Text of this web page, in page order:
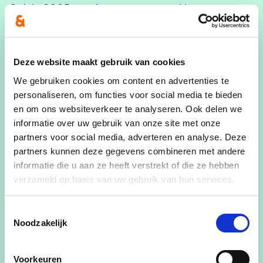
Deze website maakt gebruik van cookies
We gebruiken cookies om content en advertenties te
personaliseren, om functies voor social media te bieden
en om ons websiteverkeer te analyseren. Ook delen we
informatie over uw gebruik van onze site met onze
partners voor social media, adverteren en analyse. Deze
partners kunnen deze gegevens combineren met andere
informatie die u aan ze heeft verstrekt of die ze hebben
verzameld op basis van uw gebruik van hun services.
Noodzakelijk
Voorkeuren
Ook in 2025 wordt er geïnvesteerd in
gemeentewegen en fiets- en voetpaden. Tine
Gielis, burgemeester en schepen van Openbare
weggebruikers garanderen is een gemeentelijke
kerntaak. In 2025 zal er in Laakdal een half
miljoen euro geïnvesteerd worden in het
onderhoud van de gemeentewegen en de fiets-
en voetpaden.”
Geen extra belastingen
“De aanslagvoet van de aanvullende
personenbelasting blijft 7,50%. De opcentiemen
op de onroerende voorheffing blijven 877. Dit
betekent dat er geen verhoging van de
personenbelasting wordt doorgevoerd”, aldus